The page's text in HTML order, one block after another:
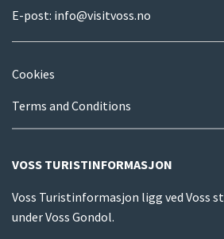
E-post: info@visitvoss.no
Cookies
Terms and Conditions
VOSS TURISTINFORMASJON
Voss Turistinformasjon ligg ved Voss
under Voss Gondol.